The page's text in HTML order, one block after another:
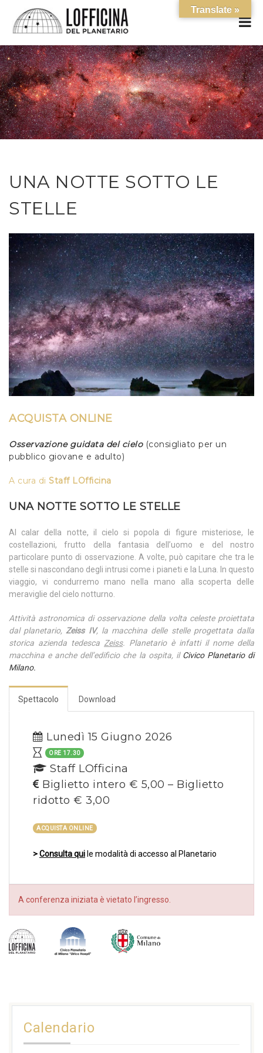
UNA NOTTE SOTTO LE
STELLE
ACQUISTA ONLINE
Osservazione guidata del cielo (consigliato per un
pubblico giovane e adulto)
A cura di Staff LOfficina
UNA NOTTE SOTTO LE STELLE
Al calar della notte, il cielo si popola di figure misteriose, le
costellazioni, frutto della fantasia dell’uomo e del nostro
particolare punto di osservazione. A volte, può capitare che tra le
stelle si nascondano degli intrusi come i pianeti e la Luna. In questo
viaggio, vi condurremo mano nella mano alla scoperta delle
meraviglie del cielo notturno.
Attività astronomica di osservazione della volta celeste proiettata
dal planetario,Zeiss IV, la macchina delle stelle progettata dalla
storica azienda tedesca Zeiss. Planetario è infatti il nome della
macchina e anche dell’edificio che la ospita, il Civico Planetario di
Milano.
Spettacolo Download
Lunedì 15 Giugno 2026
ORE 17.30
Staff LOfficina
Biglietto intero € 5,00 – Biglietto
ridotto € 3,00
ACQUISTA ONLINE
>Consulta qui le modalità di accesso al Planetario
A conferenza iniziata è vietato l’ingresso.
Calendario
Translate »